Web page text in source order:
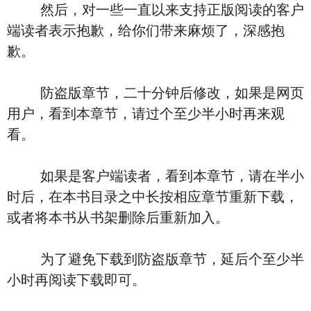
然后，对一些一直以来支持正版阅读的客户
端读者表示抱歉，给你们带来麻烦了，深感抱
歉。
防盗版章节，二十分钟后修改，如果是网页
用户，看到本章节，请过个至少半小时再来观
看。
如果是客户端读者，看到本章节，请在半小
时后，在本书目录之中长按相应章节重新下载，
或者将本书从书架删除后重新加入。
为了避免下载到防盗版章节，延后个至少半
小时再阅读下载即可。